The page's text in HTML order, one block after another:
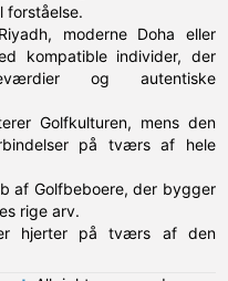
moderne Doha eller
kompatible individer, der
og autentiske
Golfkulturen, mens den
på tværs af hele
af Golfbeboere, der bygger
rige arv.
hjerter på tværs af den